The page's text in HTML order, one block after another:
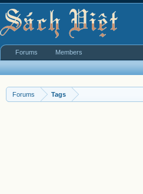
Forums Tags
Forums Members